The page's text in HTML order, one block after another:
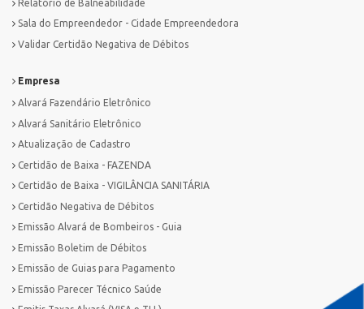
Relatório de Balneabilidade
Sala do Empreendedor - Cidade Empreendedora
Validar Certidão Negativa de Débitos
Empresa
Alvará Fazendário Eletrônico
Alvará Sanitário Eletrônico
Atualização de Cadastro
Certidão de Baixa - FAZENDA
Certidão de Baixa - VIGILÂNCIA SANITÁRIA
Certidão Negativa de Débitos
Emissão Alvará de Bombeiros - Guia
Emissão Boletim de Débitos
Emissão de Guias para Pagamento
Emissão Parecer Técnico Saúde